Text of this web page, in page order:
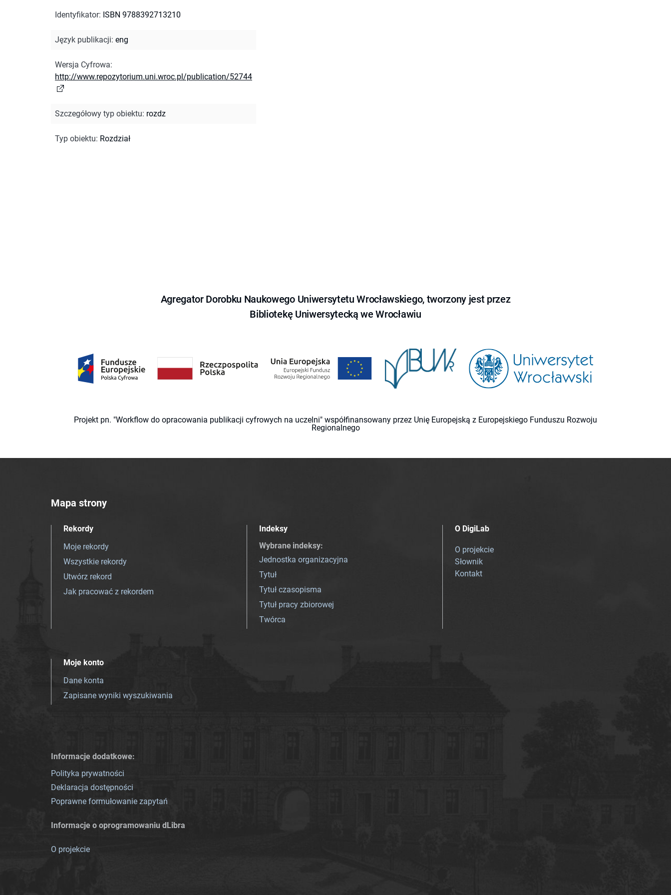
Identyfikator: ISBN 9788392713210
Język publikacji: eng
Wersja Cyfrowa:
http://www.repozytorium.uni.wroc.pl/publication/52744
Szczegółowy typ obiektu: rozdz
Typ obiektu: Rozdział
Agregator Dorobku Naukowego Uniwersytetu Wrocławskiego, tworzony jest przez
Bibliotekę Uniwersytecką we Wrocławiu
Projekt pn. "Workflow do opracowania publikacji cyfrowych na uczelni" współfinansowany przez Unię Europejską z Europejskiego Funduszu Rozwoju
Regionalnego
Mapa strony
Rekordy
Moje rekordy
Wszystkie rekordy
Utwórz rekord
Jak pracować z rekordem
Indeksy
Wybrane indeksy:
Jednostka organizacyjna
Tytuł
Tytuł czasopisma
Tytuł pracy zbiorowej
Twórca
O DigiLab
O projekcie
Słownik
Kontakt
Moje konto
Dane konta
Zapisane wyniki wyszukiwania
Informacje dodatkowe:
Polityka prywatności
Deklaracja dostępności
Poprawne formułowanie zapytań
Informacje o oprogramowaniu dLibra
O projekcie